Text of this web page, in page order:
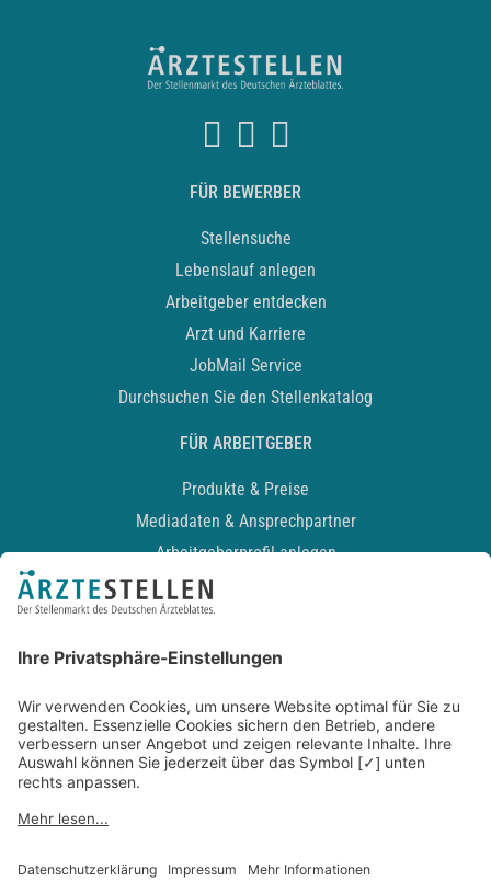
FÜR BEWERBER
Stellensuche
Lebenslauf anlegen
Arbeitgeber entdecken
Arzt und Karriere
JobMail Service
Durchsuchen Sie den Stellenkatalog
FÜR ARBEITGEBER
Produkte & Preise
Mediadaten & Ansprechpartner
Arbeitgeberprofil anlegen
Recruiting-Podcast
Kontakt
Datenschutz
Newsletter